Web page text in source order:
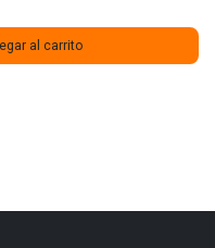
al carrito